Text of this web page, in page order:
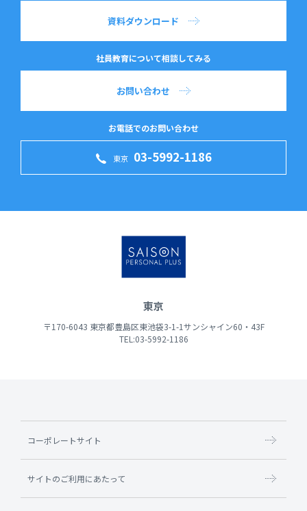
資料ダウンロード
社員教育について相談してみる
お問い合わせ
お電話でのお問い合わせ
東京 03-5992-1186
東京
〒170-6043 東京都豊島区東池袋3-1-1サンシャイン60・43F
TEL:03-5992-1186
コーポレートサイト
サイトのご利用にあたって